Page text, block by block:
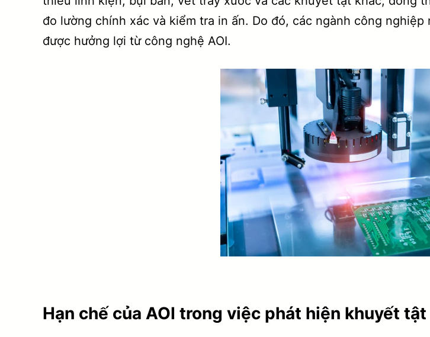
đo lường chính xác và kiểm tra in ấn. Do đó, các ngành công nghiệp
được hưởng lợi từ công nghệ AOI.
Hạn chế của AOI trong việc phát hiện khuyết tật